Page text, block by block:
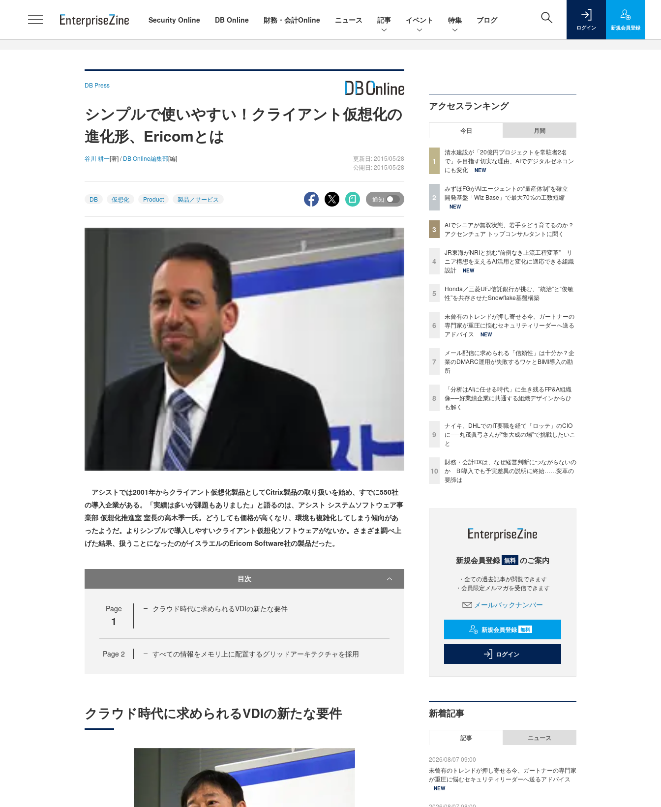
Security Online DB Online 財務・会計Online ニュース 記事 イベント 特集 ブログ
ログイン 新規会員登録
DB Press
シンプルで使いやすい！クライアント仮想化の
進化形、Ericomとは
谷川 耕一[著] /DB Online編集部[編]
更新日: 2015/05/28
公開日: 2015/05/28
DB 仮想化 Product 製品／サービス 通知
アシストでは2001年からクライアント仮想化製品としてCitrix製品の取り扱いを始め、すでに550社
の導入企業がある。「実績は多いが課題もありました」と語るのは、アシスト システムソフトウェア事
業部 仮想化推進室 室長の高木季一氏。どうしても価格が高くなり、環境も複雑化してしまう傾向があ
ったようだ。よりシンプルで導入しやすいクライアント仮想化ソフトウェアがないか。さまざま調べ上
げた結果、扱うことになったのがイスラエルのEricom Software社の製品だった。
目次
Page
1
クラウド時代に求められるVDIの新たな要件
Page 2 すべての情報をメモリ上に配置するグリッドアーキテクチャを採用
クラウド時代に求められるVDIの新たな要件
アクセスランキング
今日 月間
1
清水建設が「20億円プロジェクトを常駐者2名
で」を目指す切実な理由、AIでデジタルゼネコン
にも変化
NEW
2
みずほFGがAIエージェントの“量産体制”を確立
開発基盤「Wiz Base」で最大70%の工数短縮
NEW
3
AIでシニアが無双状態、若手をどう育てるのか？
アクセンチュア トップコンサルタントに聞く
4
JR東海がNRIと挑む“前例なき上流工程変革” リ
ニア構想を支えるAI活用と変化に適応できる組織
設計
NEW
5
Honda／三菱UFJ信託銀行が挑む、“統治”と“俊敏
性”を共存させたSnowflake基盤構築
6
未曾有のトレンドが押し寄せる今、ガートナーの
専門家が重圧に悩むセキュリティリーダーへ送る
アドバイス
NEW
7
メール配信に求められる「信頼性」は十分か？企
業のDMARC運用が失敗するワケとBIMI導入の勘
所
8
「分析はAIに任せる時代」に生き残るFP&A組織
像──好業績企業に共通する組織デザインからひ
も解く
9
ナイキ、DHLでのIT要職を経て「ロッテ」のCIO
に──丸茂眞弓さんが“集大成の場”で挑戦したいこ
と
10
財務・会計DXは、なぜ経営判断につながらないの
か BI導入でも予実差異の説明に終始……変革の
要諦は
新規会員登録 無料 のご案内
・全ての過去記事が閲覧できます
・会員限定メルマガを受信できます
メールバックナンバー
新規会員登録 無料
ログイン
新着記事
記事 ニュース
2026/08/07 09:00
未曾有のトレンドが押し寄せる今、ガートナーの専門家
が重圧に悩むセキュリティリーダーへ送るアドバイス
NEW